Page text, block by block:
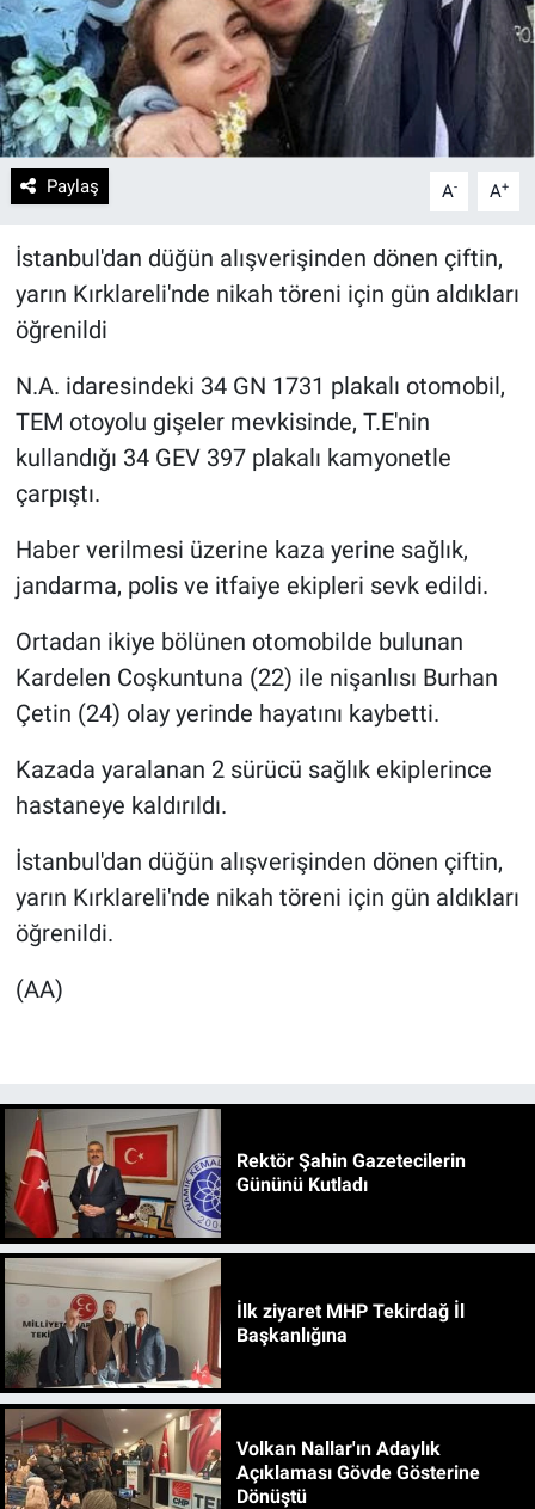
Paylaş A- A+
İstanbul'dan düğün alışverişinden dönen çiftin,
yarın Kırklareli'nde nikah töreni için gün aldıkları
öğrenildi
N.A. idaresindeki 34 GN 1731 plakalı otomobil,
TEM otoyolu gişeler mevkisinde, T.E'nin
kullandığı 34 GEV 397 plakalı kamyonetle
çarpıştı.
Haber verilmesi üzerine kaza yerine sağlık,
jandarma, polis ve itfaiye ekipleri sevk edildi.
Ortadan ikiye bölünen otomobilde bulunan
Kardelen Coşkuntuna (22) ile nişanlısı Burhan
Çetin (24) olay yerinde hayatını kaybetti.
Kazada yaralanan 2 sürücü sağlık ekiplerince
hastaneye kaldırıldı.
İstanbul'dan düğün alışverişinden dönen çiftin,
yarın Kırklareli'nde nikah töreni için gün aldıkları
öğrenildi.
(AA)
Rektör Şahin Gazetecilerin
Gününü Kutladı
İlk ziyaret MHP Tekirdağ İl
Başkanlığına
Volkan Nallar'ın Adaylık
Açıklaması Gövde Gösterine
Dönüştü